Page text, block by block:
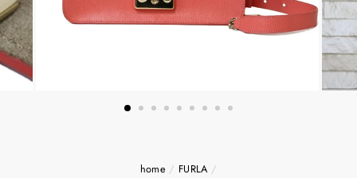
home / FURLA /